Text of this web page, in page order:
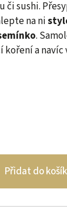
či sushi.
na ni
.
koření a navíc
Přidat do